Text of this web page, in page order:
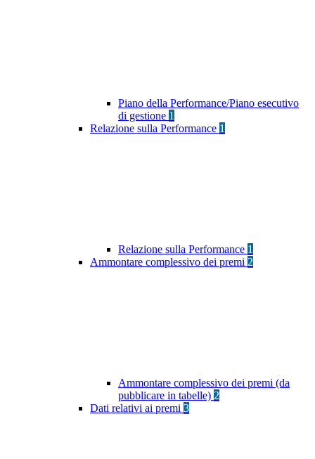
Piano della Performance/Piano esecutivo
di gestione 1
Relazione sulla Performance 1
Relazione sulla Performance 1
Ammontare complessivo dei premi 2
Ammontare complessivo dei premi (da
pubblicare in tabelle) 2
Dati relativi ai premi 3